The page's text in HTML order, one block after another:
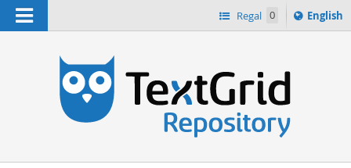
Navigation Regal 0
Switch
English